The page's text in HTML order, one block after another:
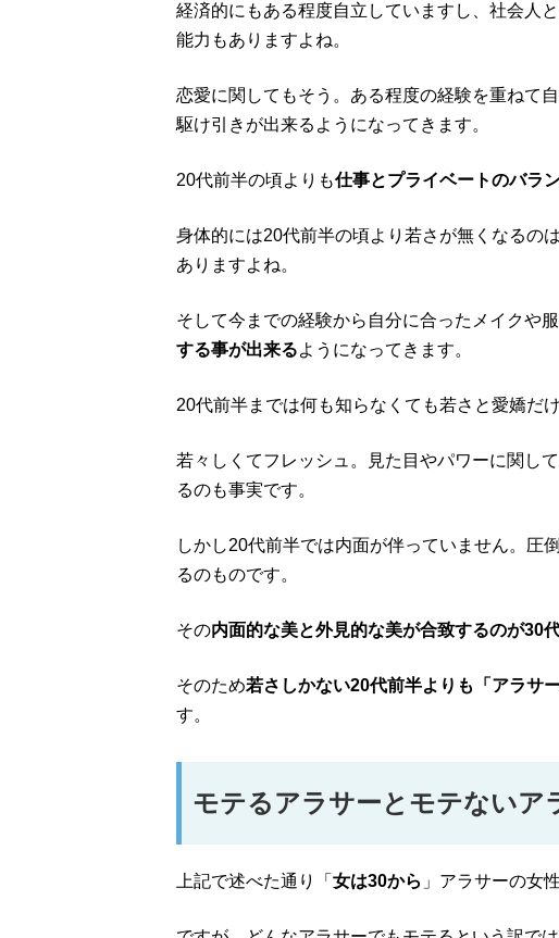
経済的にもある程度自立していますし、社会人
能力もありますよね。
恋愛に関してもそう。ある程度の経験を重ねて
駆け引きが出来るようになってきます。
20代前半の頃よりも仕事とプライベートのバラ
身体的には20代前半の頃より若さが無くなるの
ありますよね。
そして今までの経験から自分に合ったメイクや
する事が出来るようになってきます。
20代前半までは何も知らなくても若さと愛嬌だ
若々しくてフレッシュ。見た目やパワーに関し
るのも事実です。
しかし20代前半では内面が伴っていません。圧
るのものです。
その内面的な美と外見的な美が合致するのが30
そのため若さしかない20代前半よりも「アラサ
す。
モテるアラサーとモテないア
上記で述べた通り「 女は30から 」アラサーの女